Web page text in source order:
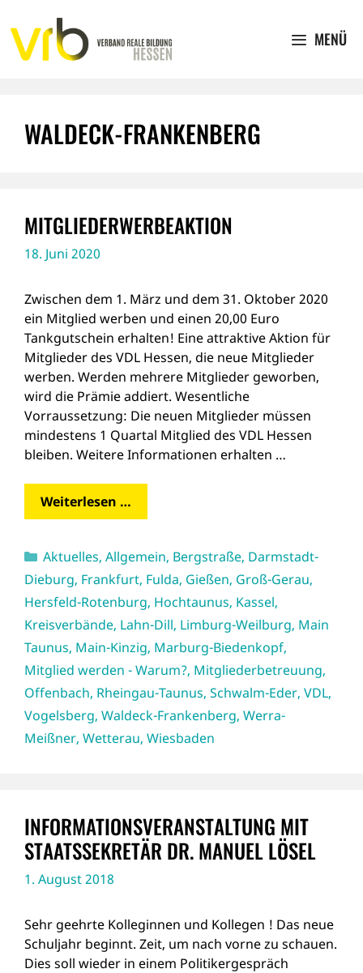
Inhalt
springen
MENÜ
WALDECK-FRANKENBERG
MITGLIEDERWERBEAKTION
18. Juni 2020
Zwischen dem 1. März und dem 31. Oktober 2020
ein Mitglied werben und einen 20,00 Euro
Tankgutschein erhalten! Eine attraktive Aktion für
Mitglieder des VDL Hessen, die neue Mitglieder
werben. Werden mehrere Mitglieder geworben,
wird die Prämie addiert. Wesentliche
Vorraussetzung: Die neuen Mitglieder müssen
mindestens 1 Quartal Mitglied des VDL Hessen
bleiben. Weitere Informationen erhalten …
Weiterlesen …
Kategorien
Aktuelles, Allgemein, Bergstraße, Darmstadt-
Dieburg, Frankfurt, Fulda, Gießen, Groß-Gerau,
Hersfeld-Rotenburg, Hochtaunus, Kassel,
Kreisverbände, Lahn-Dill, Limburg-Weilburg, Main
Taunus, Main-Kinzig, Marburg-Biedenkopf,
Mitglied werden - Warum?, Mitgliederbetreuung,
Offenbach, Rheingau-Taunus, Schwalm-Eder, VDL,
Vogelsberg, Waldeck-Frankenberg, Werra-
Meißner, Wetterau, Wiesbaden
INFORMATIONSVERANSTALTUNG MIT
STAATSSEKRETÄR DR. MANUEL LÖSEL
1. August 2018
Sehr geehrte Kolleginnen und Kollegen ! Das neue
Schuljahr beginnt. Zeit, um nach vorne zu schauen.
Dies soll wieder in einem Politikergespräch